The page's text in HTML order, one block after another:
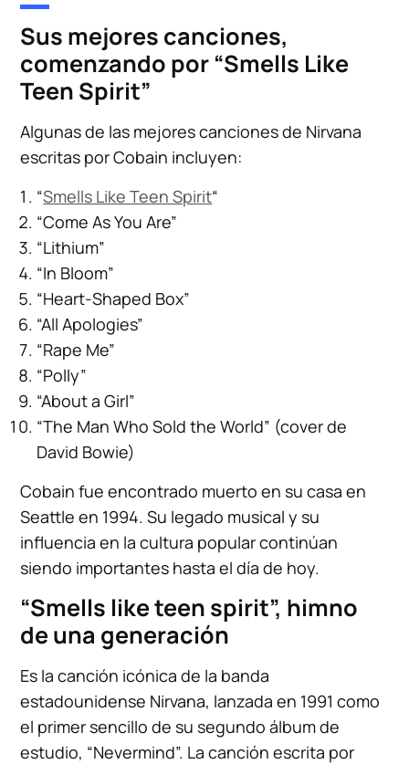
Sus mejores canciones,
comenzando por “Smells Like
Teen Spirit”
Algunas de las mejores canciones de Nirvana
escritas por Cobain incluyen:
“Smells Like Teen Spirit“
“Come As You Are”
“Lithium”
“In Bloom”
“Heart-Shaped Box”
“All Apologies”
“Rape Me”
“Polly”
“About a Girl”
“The Man Who Sold the World” (cover de
David Bowie)
Cobain fue encontrado muerto en su casa en
Seattle en 1994. Su legado musical y su
influencia en la cultura popular continúan
siendo importantes hasta el día de hoy.
“Smells like teen spirit”, himno
de una generación
Es la canción icónica de la banda
estadounidense Nirvana, lanzada en 1991 como
el primer sencillo de su segundo álbum de
estudio, “Nevermind”. La canción escrita por